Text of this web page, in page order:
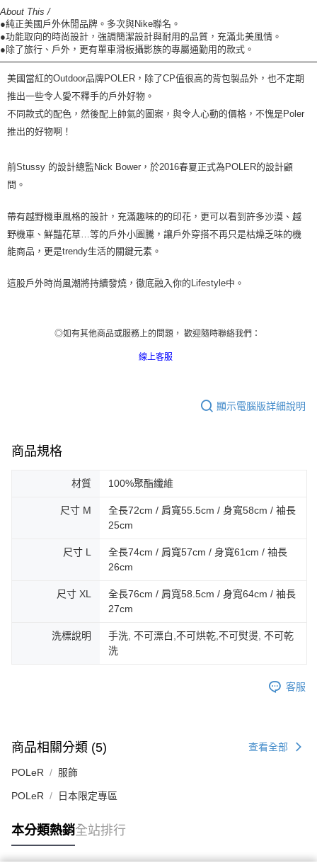
About This /
●純正美國戶外休閒品牌。多次與Nike聯名。
●功能取向的時尚設計，強調簡潔設計與耐用的品質，充滿北美風情。
●除了旅行、戶外，更有單車滑板攝影族的專屬通勤用的款式。
美國當紅的Outdoor品牌POLER ，除了CP值很高的背包製品外 ， 也不定期
推出一些令人愛不釋手的戶外好物。
不同款式的配色，然後配上帥氣的圖案，與令人心動的價格，不愧是Poler
推出的好物啊！
前Stussy 的設計總監Nick Bower ，於2016春夏正式為POLER的設計顧
問。
帶有越野機車風格的設計，充滿趣味的的印花，更可以看到許多沙漠、越
野機車、鮮豔花草
等的戶外小圖騰，讓戶外穿搭不再只是枯燥乏味的機
能商品，更是trendy生活的關鍵元素。
這股戶外時尚風潮將持續發燒，徹底融入你的 Lifestyle中 。
◎如有其他商品或服務上的問題， 歡迎隨時聯絡我們：
線上客服
顯示電腦版詳細說明
商品規格
材質 100%聚酯纖維
尺寸 M
全長72cm / 肩寬55.5cm / 身寬58cm / 袖長
25cm
尺寸 L
全長74cm / 肩寬57cm / 身寬61cm / 袖長
26cm
尺寸 XL
全長76cm / 肩寬58.5cm / 身寬64cm / 袖長
27cm
洗標說明
手洗, 不可漂白,不可烘乾,不可熨燙, 不可乾
洗
客服
商品相關分類 (5) 查看全部
POLeR 服飾
POLeR 日本限定專區
本分類熱銷全站排行